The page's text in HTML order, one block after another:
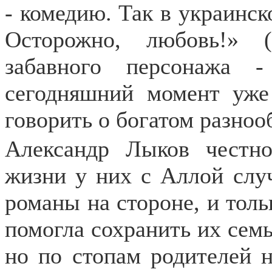
- комедию. Так в
Осторожно, любовь!»
забавного персонажа
сегодняшний момент
говорить о богатом
Александр Лыков
жизни у них с Аллой
романы на стороне, и
помогла сохранить их
но по стопам родителей